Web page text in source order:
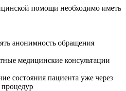
помощи необходимо иметь
анонимность обращения
медицинские консультации
состояния пациента уже через
процедур